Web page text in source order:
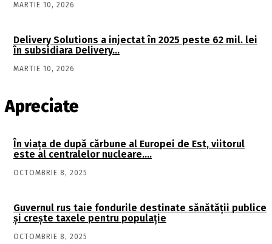
MARTIE 10, 2026
Delivery Solutions a injectat în 2025 peste 62 mil. lei
în subsidiara Delivery…
MARTIE 10, 2026
Apreciate
În viaţa de după cărbune al Europei de Est, viitorul
este al centralelor nucleare….
OCTOMBRIE 8, 2025
Guvernul rus taie fondurile destinate sănătății publice
și crește taxele pentru populație
OCTOMBRIE 8, 2025